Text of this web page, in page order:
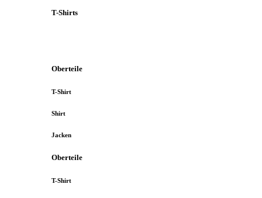
T-Shirts
Oberteile
T-Shirt
Shirt
Jacken
Oberteile
T-Shirt